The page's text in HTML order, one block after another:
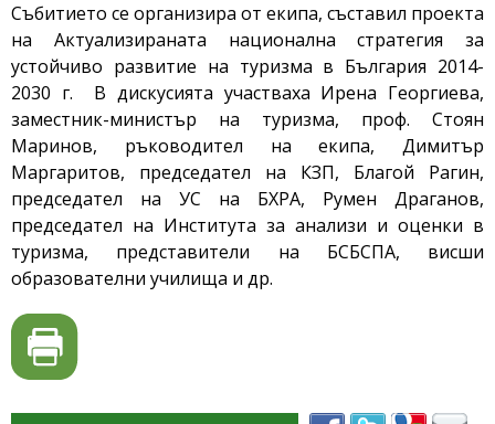
Събитието се организира от екипа, съставил проекта
на Актуализираната национална стратегия за
устойчиво развитие на туризма в България 2014-
2030 г. В дискусията участваха Ирена Георгиева,
заместник-министър на туризма, проф. Стоян
Маринов, ръководител на екипа, Димитър
Маргаритов, председател на КЗП, Благой Рагин,
председател на УС на БХРА, Румен Драганов,
председател на Института за анализи и оценки в
туризма, представители на БСБСПА, висши
образователни училища и др.